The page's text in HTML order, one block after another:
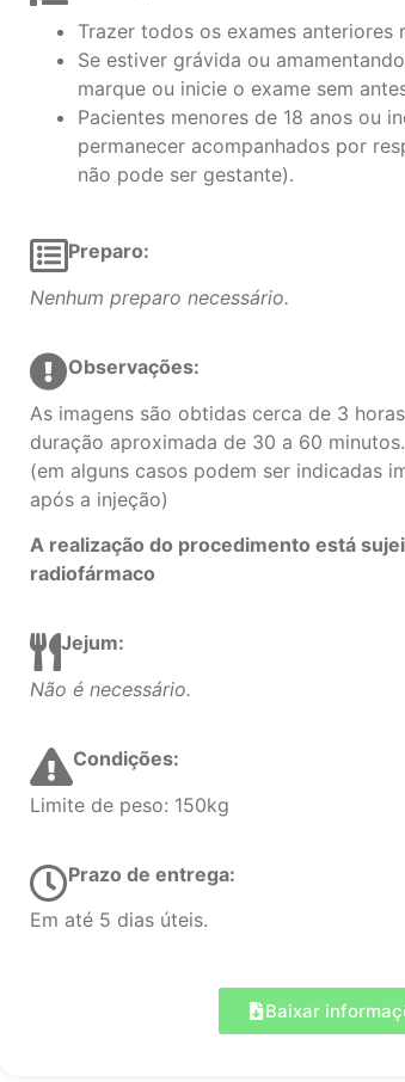
Trazer todos os exames anteriores
Se estiver grávida ou
marque ou inicie o exame sem
Pacientes menores de 18 anos ou
permanecer acompanhados por
não pode ser gestante).
Preparo:
Nenhum preparo necessário.
Observações:
As imagens são obtidas cerca de 3
duração aproximada de 30 a 60 minutos.
(em alguns casos podem ser indicadas
após a injeção)
A realização do procedimento está
radiofármaco
Jejum:
Não é necessário.
Condições:
Limite de peso: 150kg
Prazo de entrega:
Em até 5 dias úteis.
Baixar